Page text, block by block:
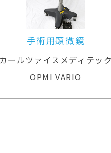
手術用顕微鏡
カールツァイスメディテック
OPMI VARIO